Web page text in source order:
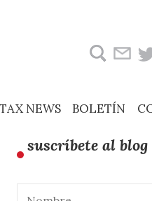
NEWS BOLETÍN
suscríbete al blog